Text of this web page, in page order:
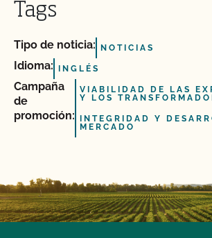
Tags
Tipo de noticia: NOTICIAS
Idioma: INGLÉS
Campaña
de
promoción:
VIABILIDAD DE LAS
Y LOS
INTEGRIDAD Y
MERCADO